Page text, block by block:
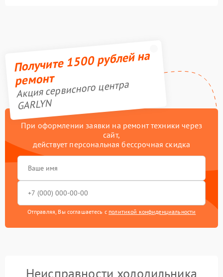
Получите 1500 рублей на
ремонт
Акция сервисного центра
GARLYN
При оформлении заявки на ремонт техники через
сайт,
действует персональная бессрочная скидка
Отправляя, Вы соглашаетесь с политикой конфиденциальности
Неисправности холодильника